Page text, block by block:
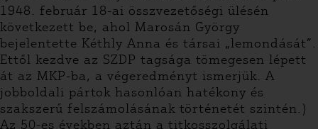
1948. február 18-ai összvezetőségi ülésén
következett be, ahol Marosán György
bejelentette Kéthly Anna és társai „lemondását”.
Ettől kezdve az SZDP tagsága tömegesen lépett
át az MKP-ba, a végeredményt ismerjük. A
jobboldali pártok hasonlóan hatékony és
szakszerű felszámolásának történetét szintén.)
Az 50-es években aztán a titkosszolgálati